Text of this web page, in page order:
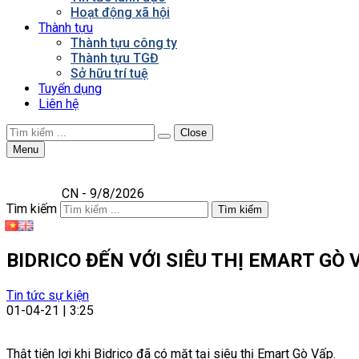
Hoạt động xã hội
Thành tựu
Thành tựu công ty
Thành tựu TGĐ
Sở hữu trí tuệ
Tuyển dụng
Liên hệ
Close
Menu
CN - 9/8/2026
Tìm kiếm
Tìm kiếm
BIDRICO ĐẾN VỚI SIÊU THỊ EMART GÒ
Tin tức sự kiện
01-04-21 | 3:25
Thật tiện lợi khi Bidrico đã có mặt tại siêu thị Emart Gò Vấp.